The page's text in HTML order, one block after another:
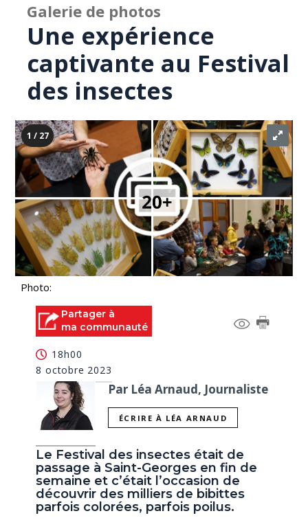
Galerie de photos
Une expérience
captivante au Festival
des insectes
1 / 27
Photo:
Partager à
ma communauté
18h00
8 octobre 2023
Par Léa Arnaud, Journaliste
ÉCRIRE À LÉA ARNAUD
Le Festival des insectes était de
passage à Saint-Georges en fin de
semaine et c’était l’occasion de
découvrir des milliers de bibittes
parfois colorées, parfois poilus.